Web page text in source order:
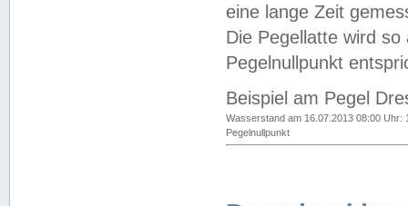
eine lange Zeit
Die Pegellatte wird
Pegelnullpunkt
Beispiel am Pegel
Wasserstand am 16.07.2013 08:00 Uhr:
Pegelnullpunkt